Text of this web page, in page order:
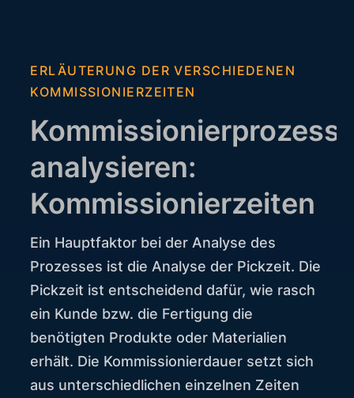
ERLÄUTERUNG DER VERSCHIEDENEN
KOMMISSIONIERZEITEN
Kommissionierprozess
analysieren:
Kommissionierzeiten
Ein Hauptfaktor bei der Analyse des
Prozesses ist die Analyse der Pickzeit. Die
Pickzeit ist entscheidend dafür, wie rasch
ein Kunde bzw. die Fertigung die
benötigten Produkte oder Materialien
erhält. Die Kommissionierdauer setzt sich
aus unterschiedlichen einzelnen Zeiten